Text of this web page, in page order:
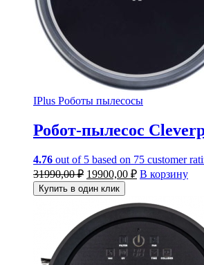
IPlus Роботы пылесосы
Робот-пылесос
4.76 out of 5 based on 75 customer
31990,00₽ 19900,00 ₽ В корзину
Купить в один клик